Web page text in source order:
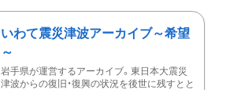
いわて震災津波アーカイブ～希望
～
岩手県が運営するアーカイブ。東日本大震災
津波からの復旧・復興の状況を後世に残すとと